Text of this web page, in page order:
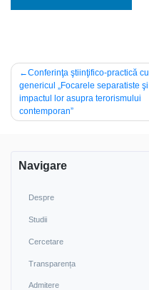
Navigare
în
articole
Conferinţa ştiinţifico-practică cu
genericul „Focarele separatiste şi
impactul lor asupra terorismului
contemporan”
Navigare
Despre
Studii
Cercetare
Transparența
Admitere